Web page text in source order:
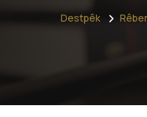
Destpêk Rêber